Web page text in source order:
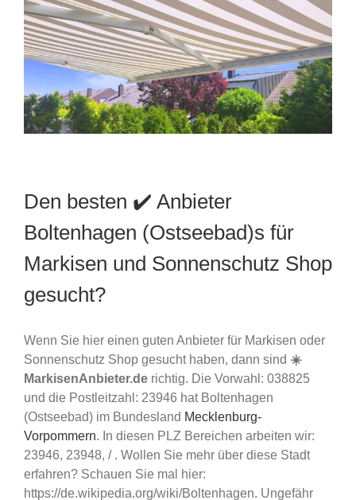
Den besten ✔️ Anbieter
Boltenhagen (Ostseebad)s für
Markisen und Sonnenschutz Shop
gesucht?
Wenn Sie hier einen guten Anbieter für Markisen oder
Sonnenschutz Shop gesucht haben, dann sind ☀️
MarkisenAnbieter.de richtig. Die Vorwahl: 038825
und die Postleitzahl: 23946 hat Boltenhagen
(Ostseebad) im Bundesland Mecklenburg-
Vorpommern. In diesen PLZ Bereichen arbeiten wir:
23946, 23948, / . Wollen Sie mehr über diese Stadt
erfahren? Schauen Sie mal hier:
https://de.wikipedia.org/wiki/Boltenhagen. Ungefähr